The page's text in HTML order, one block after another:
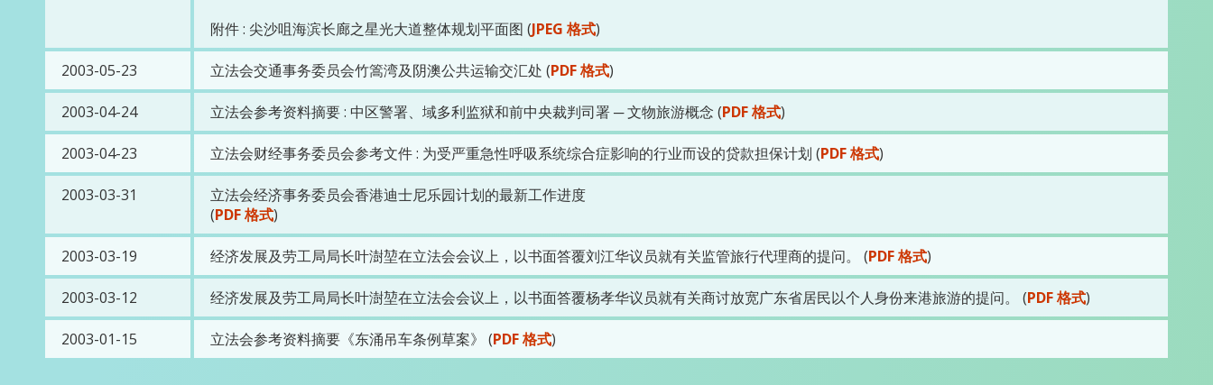
附件 : 尖沙咀海滨长廊之星光大道整体规划平面图 (JPEG 格式)
2003-05-23 立法会交通事务委员会竹篙湾及阴澳公共运输交汇处 (PDF 格式)
2003-04-24 立法会参考资料摘要 : 中区警署、域多利监狱和前中央裁判司署 ─ 文物旅游概念 (PDF 格式)
2003-04-23 立法会财经事务委员会参考文件 : 为受严重急性呼吸系统综合症影响的行业而设的贷款担保计划 (PDF 格式)
2003-03-31
立法会经济事务委员会香港迪士尼乐园计划的最新工作进度
(PDF 格式)
2003-03-19 经济发展及劳工局局长叶澍堃在立法会会议上，以书面答覆刘江华议员就有关监管旅行代理商的提问。 (PDF 格式)
2003-03-12 经济发展及劳工局局长叶澍堃在立法会会议上，以书面答覆杨孝华议员就有关商讨放宽广东省居民以个人身份来港旅游的提问。 (PDF 格式)
2003-01-15 立法会参考资料摘要《东涌吊车条例草案》 (PDF 格式)